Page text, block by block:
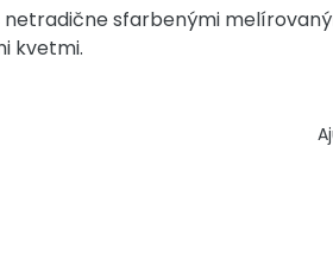
netradične sfarbenými
kvetmi.